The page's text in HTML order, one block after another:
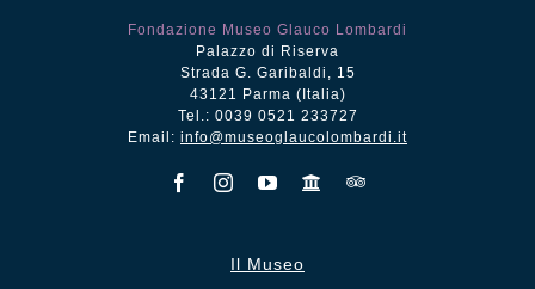
Fondazione Museo Glauco Lombardi
Palazzo di Riserva
Strada G. Garibaldi, 15
43121 Parma (Italia)
Tel.: 0039 0521 233727
Email: info@museoglaucolombardi.it
Il Museo